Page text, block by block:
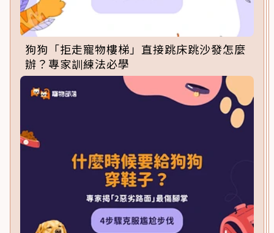
狗狗「拒走寵物樓梯」直接跳床跳沙發怎麼
辦？專家訓練法必學